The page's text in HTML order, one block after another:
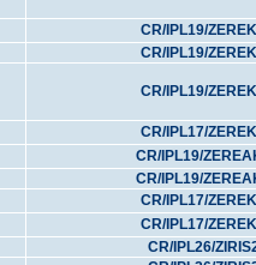
CR/IPL19/
CR/IPL19/
CR/IPL19/
CR/IPL17/
CR/IPL19/
CR/IPL19/
CR/IPL17/
CR/IPL17/
CR/IPL26/